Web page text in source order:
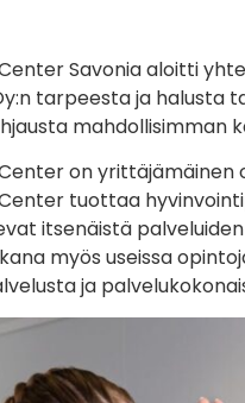
Savonia aloitti
tarpeesta ja halusta
mahdollisimman
on yrittäjämäinen
tuottaa
itsenäistä
myös useissa
ja